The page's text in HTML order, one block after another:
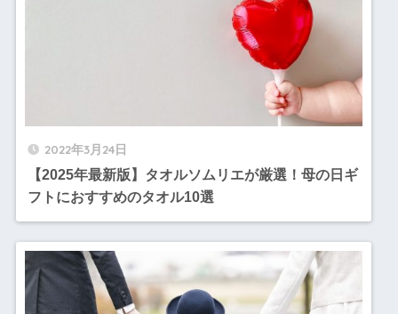
2022年3月24日
【2025年最新版】タオルソムリエが厳選！母の日ギ
フトにおすすめのタオル10選